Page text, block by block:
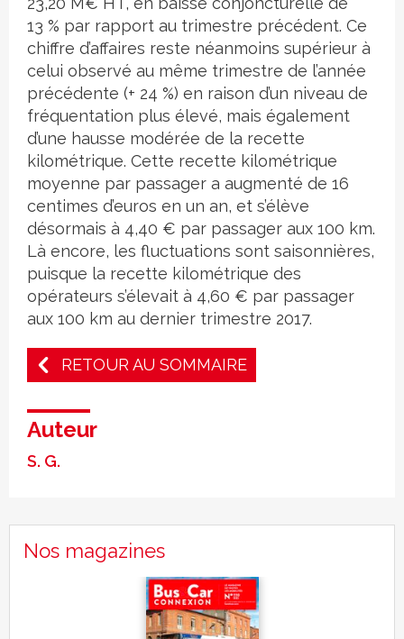
13 % par rapport au trimestre précédent. Ce
chiffre d’affaires reste néanmoins supérieur à
celui observé au même trimestre de l’année
précédente (+ 24 %) en raison d’un niveau de
fréquentation plus élevé, mais également
d’une hausse modérée de la recette
kilométrique. Cette recette kilométrique
moyenne par passager a augmenté de 16
centimes d’euros en un an, et s’élève
désormais à 4,40 € par passager aux 100 km.
Là encore, les fluctuations sont saisonnières,
puisque la recette kilométrique des
opérateurs s’élevait à 4,60 € par passager
aux 100 km au dernier trimestre 2017.
RETOUR AU SOMMAIRE
Auteur
S. G.
Nos magazines